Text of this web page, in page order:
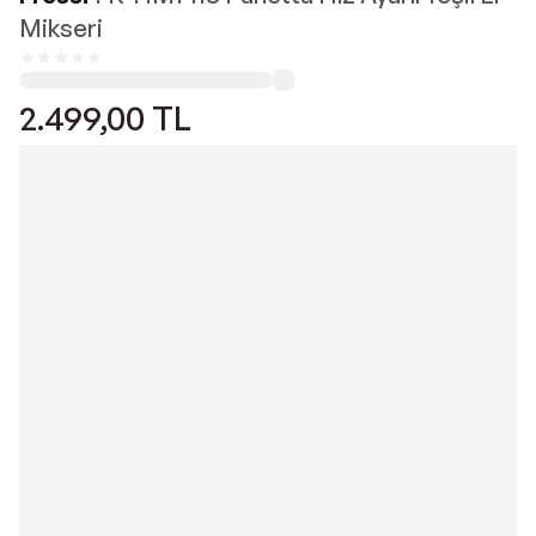
Mikseri
2.499,00 TL